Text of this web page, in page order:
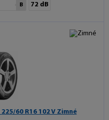
B 72 dB
225/60 R16 102 V Zimné